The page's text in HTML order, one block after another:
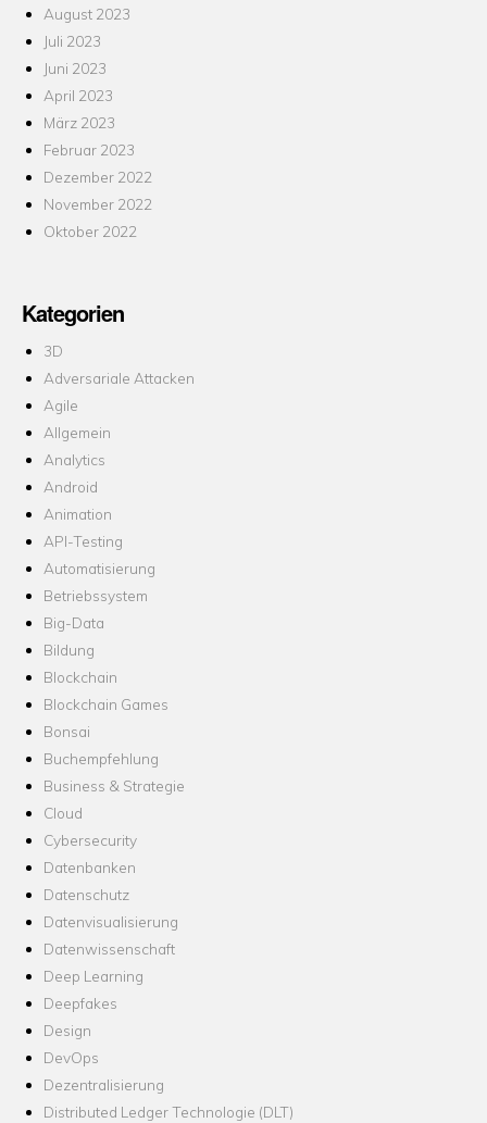
August 2023
Juli 2023
Juni 2023
April 2023
März 2023
Februar 2023
Dezember 2022
November 2022
Oktober 2022
Kategorien
3D
Adversariale Attacken
Agile
Allgemein
Analytics
Android
Animation
API-Testing
Automatisierung
Betriebssystem
Big-Data
Bildung
Blockchain
Blockchain Games
Bonsai
Buchempfehlung
Business & Strategie
Cloud
Cybersecurity
Datenbanken
Datenschutz
Datenvisualisierung
Datenwissenschaft
Deep Learning
Deepfakes
Design
DevOps
Dezentralisierung
Distributed Ledger Technologie (DLT)